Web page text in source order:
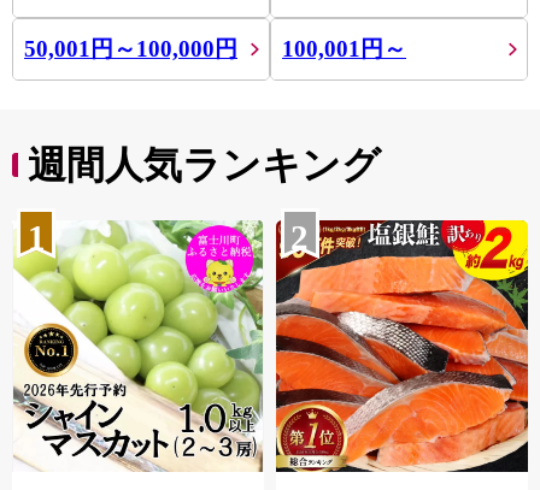
50,001円～100,000円 100,001円～
週間人気ランキング
1 2